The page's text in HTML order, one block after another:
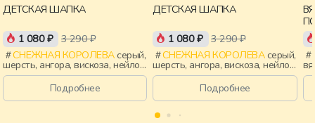
ДЕТСКАЯ ШАПКА
1 080 ₽ 3 290 ₽
СНЕЖНАЯ КОРОЛЕВАсерый,
шерсть, ангора, вискоза, нейлон,
зима, осень, россия, девочки,
Подробнее
ДЕТСКАЯ ШАПКА
1 080 ₽ 3 290 ₽
СНЕЖНАЯ КОРОЛЕВАсерый,
шерсть, ангора, вискоза, нейлон,
зима, осень, россия, мальчики,
Подробнее